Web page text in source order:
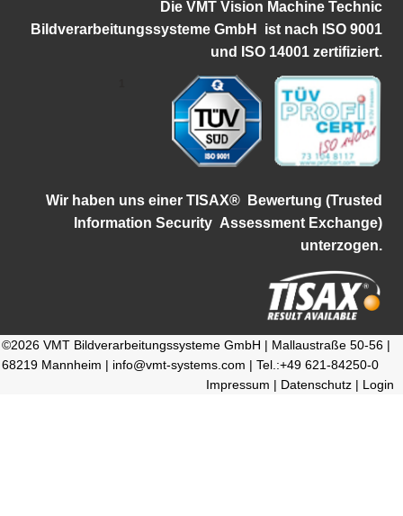
Die VMT Vision Machine Technic
Bildverarbeitungssysteme GmbH istnach ISO 9001
und ISO 14001 zertifiziert.
Wir haben uns einer TISAX®
Bewertung (Trusted
Information Security Assessment Exchange)
unterzogen.
©2026 VMT Bildverarbeitungssysteme GmbH | Mallaustraße 50-56 |
68219 Mannheim | info@vmt-systems.com | Tel.:+49 621-84250-0
Impressum | Datenschutz| Login